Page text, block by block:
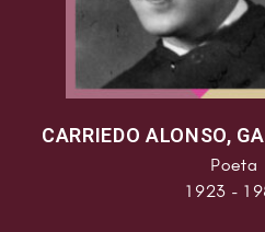
CARRIEDO ALONSO,
Poeta
1923 -